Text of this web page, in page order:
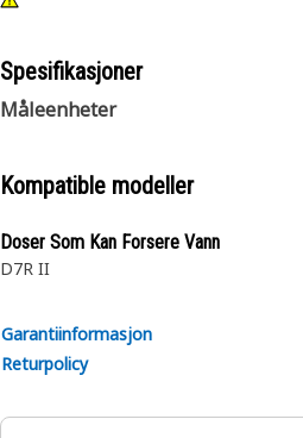
Spesifikasjoner
Måleenheter
Kompatible modeller
Doser Som Kan Forsere Vann
D7R II
Garantiinformasjon
Returpolicy